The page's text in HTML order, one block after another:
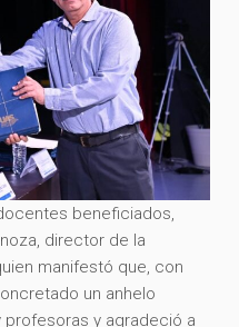
beneficiados,
director de la
manifestó que, con
un anhelo
y agradeció a